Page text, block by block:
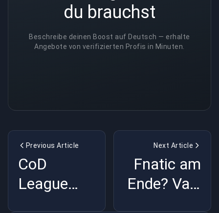
du brauchst
Beschreibe deinen Boost auf Deutsch — erhalte
Angebote von verifizierten Profis in Minuten.
Previous Article
CoD
League
Next Article
Fnatic am
Ende? Vals